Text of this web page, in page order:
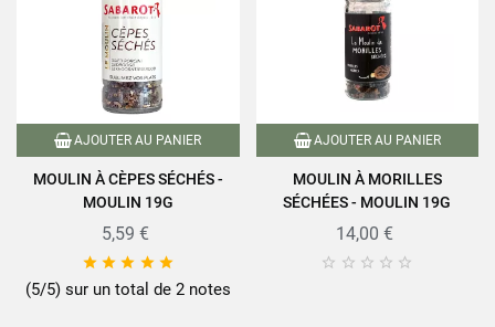
AJOUTER AU PANIER
MOULIN À CÈPES SÉCHÉS -
MOULIN 19G
5,59 €
    
(5/5) sur un total de 2 notes
AJOUTER AU PANIER
MOULIN À MORILLES
SÉCHÉES - MOULIN 19G
14,00 €
    